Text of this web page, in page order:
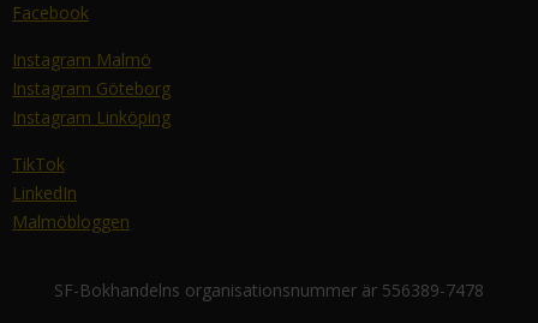
Facebook
Instagram Malmö
Instagram Göteborg
Instagram Linköping
TikTok
LinkedIn
Malmöbloggen
SF-Bokhandelns organisationsnummer är 556389-7478